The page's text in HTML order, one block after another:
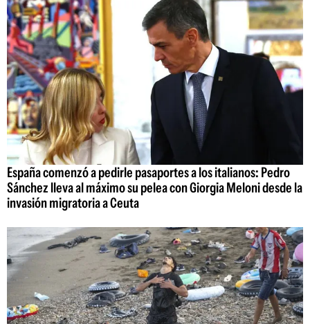
España comenzó a pedirle pasaportes a los italianos: Pedro
Sánchez lleva al máximo su pelea con Giorgia Meloni desde la
invasión migratoria a Ceuta